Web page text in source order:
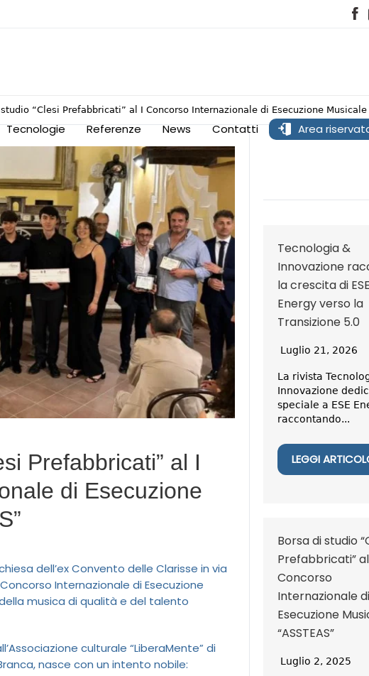
Tecnologie Referenze News Contatti Area
“Clesi Prefabbricati” al I Concorso Internazionale di Esecuzione Musicale
Prefabbricati” al I
di Esecuzione
dell’ex Convento delle Clarisse in via
Internazionale di Esecuzione
della musica di qualità e del talento
culturale “LiberaMente” di
nasce con un intento nobile:
Tecnologia &
Innovazione
la crescita di ESE
Energy verso la
Transizione 5.0
Luglio 21, 2026
La rivista
Innovazione
speciale a ESE
raccontando...
LEGGI
Borsa di studio
Prefabbricati”
Concorso
Internazionale di
Esecuzione
“ASSTEAS”
Luglio 2, 2025